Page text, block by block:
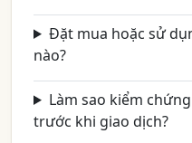
Đặt mua hoặc sử
nào?
Làm sao kiểm
trước khi giao dịch?